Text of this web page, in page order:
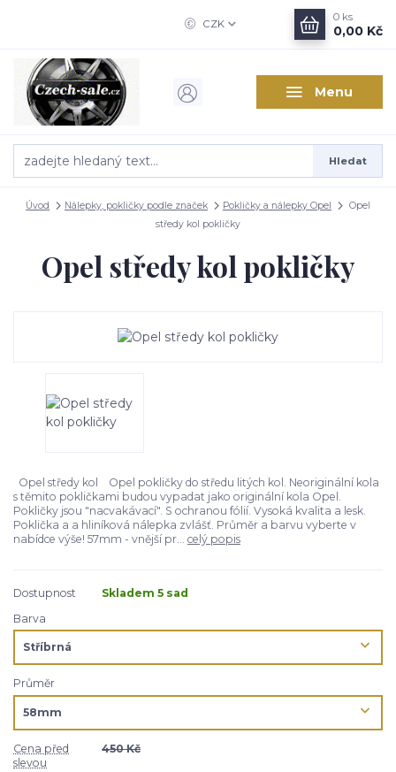
Menu
CZK
Hledat
0 ks
0,00 Kč
Úvod Nálepky, pokličky podle značek Pokličky a nálepky Opel
Opel
středy kol pokličky
Opel středy kol pokličky
Opel středy kol Opel pokličky do středu litých kol. Neoriginální kola
s těmito pokličkami budou vypadat jako originální kola Opel.
Pokličky jsou "nacvakávací". S ochranou fólií. Vysoká kvalita a lesk.
Poklička a a hliníková nálepka zvlášť. Průměr a barvu vyberte v
nabídce výše! 57mm - vnější pr... celý popis
Dostupnost
Skladem 5 sad
Barva
Průměr
Cena před
slevou
450 Kč